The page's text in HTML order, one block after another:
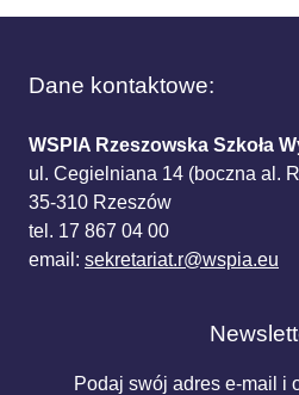
Dane kontaktowe:
WSPIA Rzeszowska Szkoła
ul. Cegielniana 14 (boczna al.
35-310 Rzeszów
tel. 17 867 04 00
email: sekretariat.r@wspia.eu
Podaj swój adres e-mail i